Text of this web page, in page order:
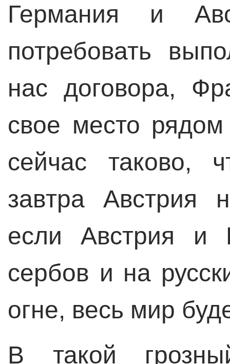
Германия и
потребовать
нас договора,
свое место
сейчас таково,
завтра Австрия
если Австрия и
сербов и на
огне, весь мир
В такой